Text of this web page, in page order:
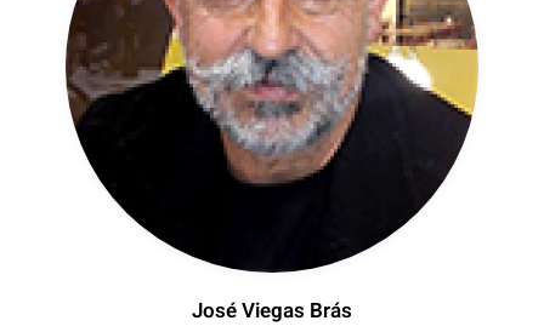
José Viegas Brás